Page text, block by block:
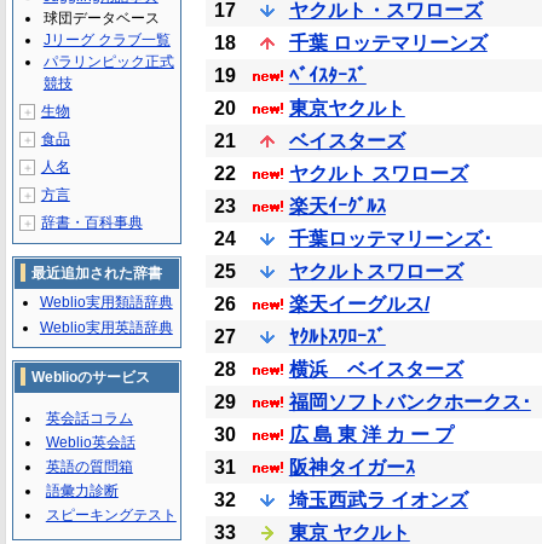
17
ヤクルト・スワローズ
18
千葉 ロッテマリーンズ
19
ﾍﾞｲｽﾀｰｽﾞ
20
東京ヤクルト
21
ベイスターズ
22
ヤクルト スワローズ
23
楽天ｲｰｸﾞﾙｽ
24
千葉ロッテマリーンズ･
25
ヤクルトスワローズ
26
楽天イーグルス/
27
ﾔｸﾙﾄｽﾜﾛｰｽﾞ
28
横浜 ベイスターズ
29
福岡ソフトバンクホークス･
30
広 島 東 洋 カ ー プ
31
阪神タイガーｽ
32
埼玉西武ラ イオンズ
33
東京 ヤクルト
球団データベース
Jリーグ クラブ一覧
パラリンピック正式
競技
＋ 生物
＋ 食品
＋ 人名
＋ 方言
＋ 辞書・百科事典
最近追加された辞書
Weblio実用類語辞典
Weblio実用英語辞典
Weblioのサービス
英会話コラム
Weblio英会話
英語の質問箱
語彙力診断
スピーキングテスト